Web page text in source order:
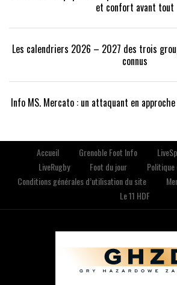
et confort avant tout
Les calendriers 2026 – 2027 des trois
connus
Info MS. Mercato : un attaquant en
Accueil Grenoble Foot Info
LiveRugby
Foot du jour
Conditions générales d’utilisation du site
Le 11 HDF